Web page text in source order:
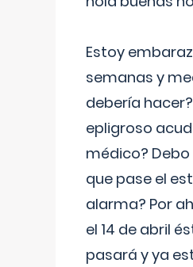
Estoy
semanas y
debería
epligroso
médico?
que pase el
alarma? Por
el 14 de abril
pasará y ya